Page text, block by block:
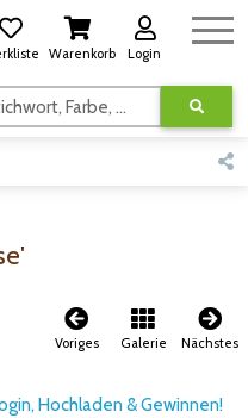
Warenkorb Login
Suchen nach Kategorie, Name, Stichwort, Farbe, usw.
Voriges Galerie Nächstes
Hochladen & Gewinnen!